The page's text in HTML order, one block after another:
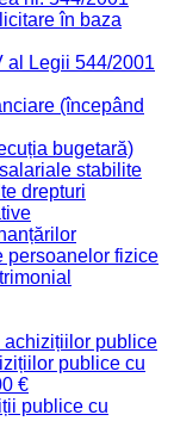
în baza
al Legii 544/2001
(începând
bugetară)
stabilite
drepturi
persoanelor fizice
achizițiilor publice
publice cu
€
publice cu